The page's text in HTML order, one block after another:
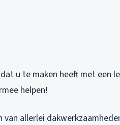
u te maken heeft met een
helpen!
allerlei